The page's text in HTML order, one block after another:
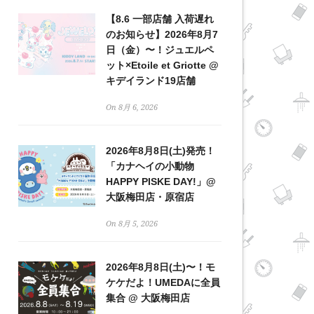
【8.6 一部店舗 入荷遅れ
のお知らせ】2026年8月7
日（金）〜！ジュエルペ
ット×Etoile et Griotte @
キデイランド19店舗
On 8月 6, 2026
2026年8月8日(土)発売！
「カナヘイの小動物
HAPPY PISKE DAY!」@
大阪梅田店・原宿店
On 8月 5, 2026
2026年8月8日(土)〜！モ
ケケだよ！UMEDAに全員
集合 @ 大阪梅田店